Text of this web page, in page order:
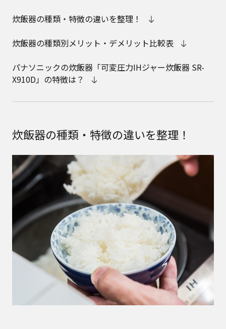
炊飯器の種類・特徴の違いを整理！
炊飯器の種類別メリット・デメリット比較表
パナソニックの炊飯器「可変圧力IHジャー炊飯器 SR-
X910D」の特徴は？
炊飯器の種類・特徴の違いを整理！